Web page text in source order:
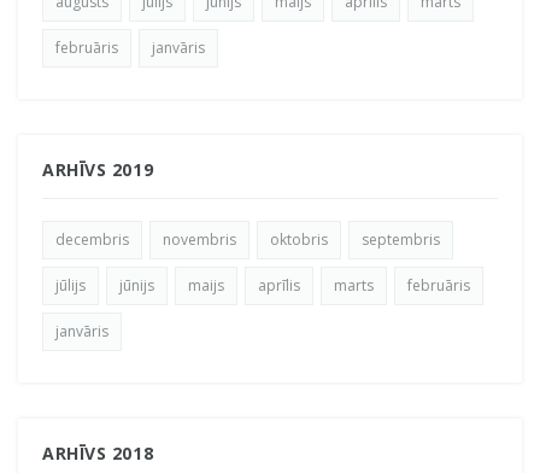
februāris janvāris
ARHĪVS 2019
decembris novembris oktobris septembris
jūlijs jūnijs maijs aprīlis marts februāris
janvāris
ARHĪVS 2018